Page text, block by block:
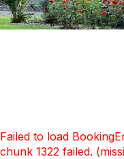
Failed to load
chunk 1322 failed.